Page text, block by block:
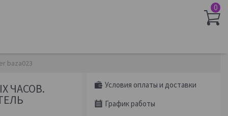
baza023
ЧАСОВ.
Условия оплаты и доставки
График работы